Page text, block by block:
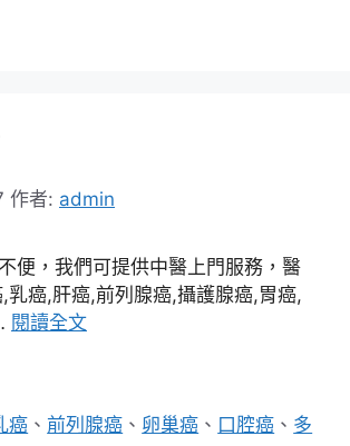
作者: admin
便，我們可提供中醫上門服務，醫
乳癌,肝癌,前列腺癌,攝護腺癌,胃癌,
閱讀全文
癌 、前列腺癌 、 卵巢癌 、 口腔癌 、 多